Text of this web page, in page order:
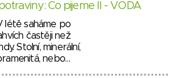
Co pijeme II - VODA
létě saháme po
častěji než
Stolní, minerální,
nebo…